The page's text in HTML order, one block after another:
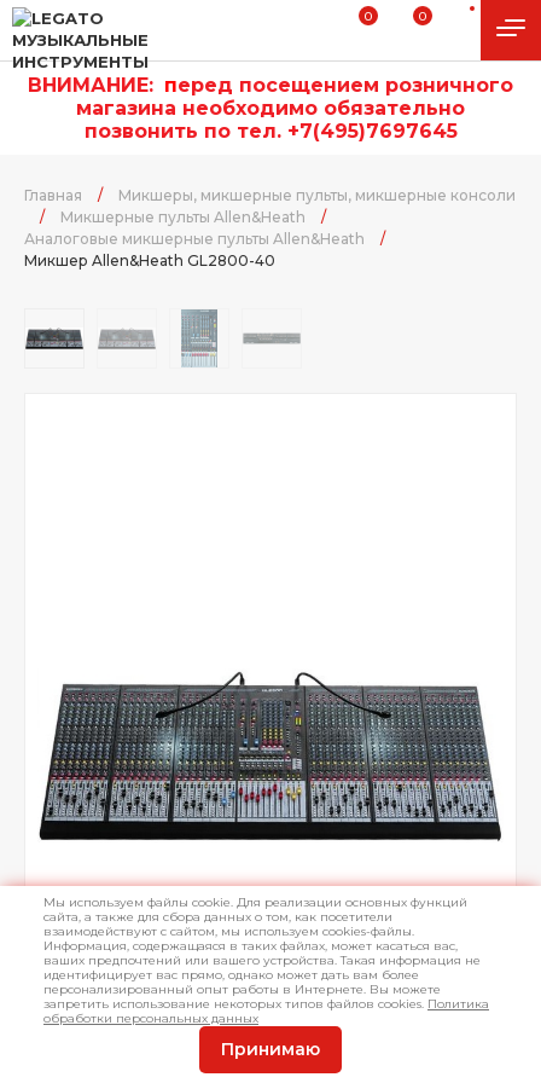
0 0
ВНИМАНИЕ: перед посещением розничного
магазина необходимо обязательно
позвонить по тел. +7(495)7697645
Главная /
Микшеры, микшерные пульты, микшерные консоли
/
Микшерные пульты Allen&Heath
/
Аналоговые микшерные пульты Allen&Heath
/
Микшер Allen&Heath GL2800-40
Мы используем файлы cookie. Для реализации основных функций
сайта, а также для сбора данных о том, как посетители
взаимодействуют с сайтом, мы используем cookies-файлы.
Информация, содержащаяся в таких файлах, может касаться вас,
ваших предпочтений или вашего устройства. Такая информация не
идентифицирует вас прямо, однако может дать вам более
персонализированный опыт работы в Интернете. Вы можете
запретить использование некоторых типов файлов cookies. Политика
обработки персональных данных
Принимаю